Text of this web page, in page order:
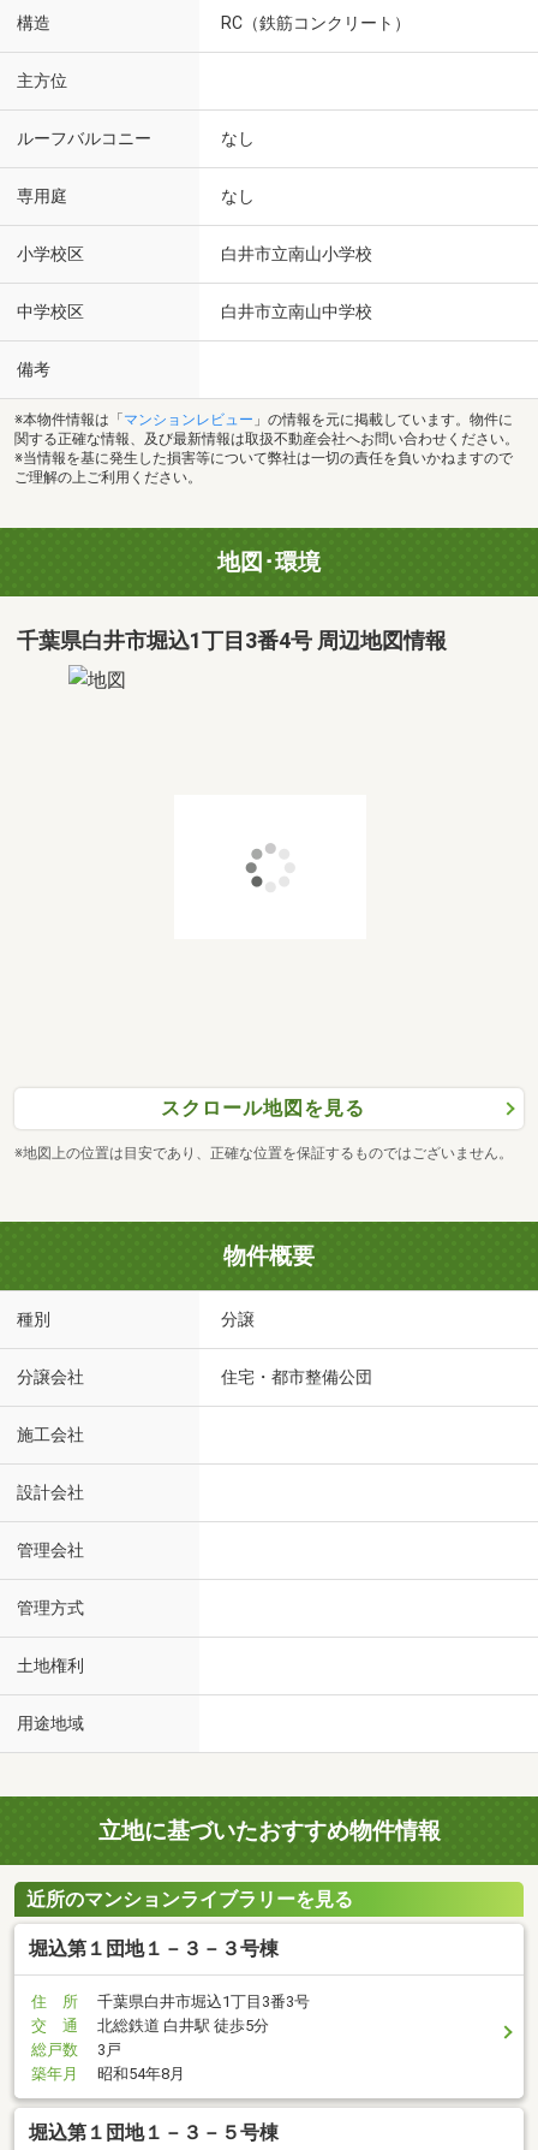
構造 RC（鉄筋コンクリート）
主方位
ルーフバルコニー なし
専用庭 なし
小学校区 白井市立南山小学校
中学校区 白井市立南山中学校
備考
※本物件情報は「 マンションレビュー 」の情報を元に掲載しています。物件に
関する正確な情報、及び最新情報は取扱不動産会社へお問い合わせください。
※当情報を基に発生した損害等について弊社は一切の責任を負いかねますので
ご理解の上ご利用ください。
地図･環境
千葉県白井市堀込1丁目3番4号 周辺地図情報
スクロール地図を見る
※地図上の位置は目安であり、正確な位置を保証するものではございません。
物件概要
種別 分譲
分譲会社 住宅・都市整備公団
施工会社
設計会社
管理会社
管理方式
土地権利
用途地域
立地に基づいたおすすめ物件情報
近所のマンションライブラリーを見る
堀込第１団地１－３－３号棟
住 所
千葉県白井市堀込1丁目3番3号
交 通
北総鉄道 白井駅 徒歩5分
総戸数
3戸
築年月
昭和54年8月
堀込第１団地１－３－５号棟